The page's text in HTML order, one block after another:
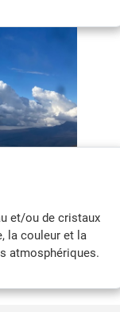
et/ou de cristaux
la couleur et la
atmosphériques.